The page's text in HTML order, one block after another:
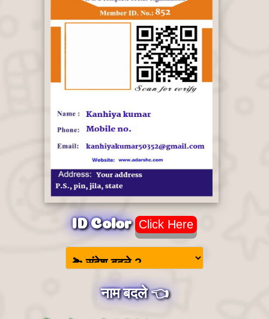
ID Color Click Here
नाम बदले 👈